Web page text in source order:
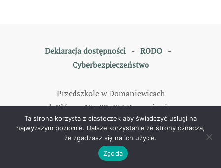
Deklaracja dostępności- RODO-
Cyberbezpieczeństwo
Przedszkole w Domaniewicach
ul. Główna 13, 99-434 Domaniewice
tel: 46 838 35 79
All rights reserved. Designed byTOMKAM
Ta strona korzysta z ciasteczek aby świadczyć usługi na
najwyższym poziomie. Dalsze korzystanie ze strony oznacza,
że zgadzasz się na ich użycie.
Zgoda